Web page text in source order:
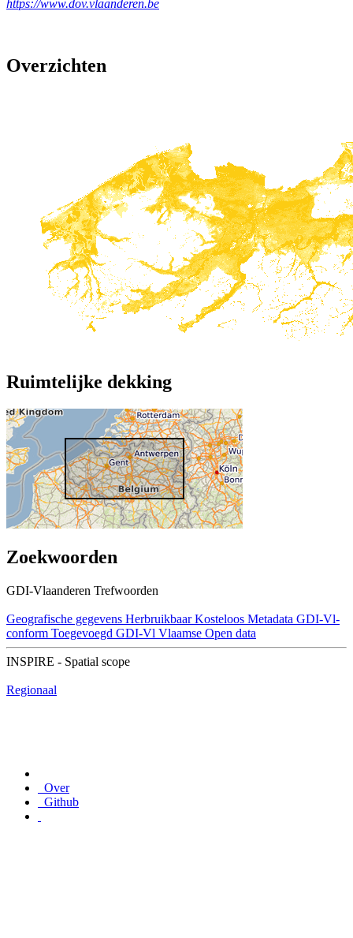
https://www.dov.vlaanderen.be
Overzichten
Ruimtelijke dekking
Zoekwoorden
GDI-Vlaanderen Trefwoorden
Geografische gegevens Herbruikbaar Kosteloos Metadata GDI-Vl-
conform Toegevoegd GDI-Vl Vlaamse Open data
INSPIRE - Spatial scope
Regionaal
Over
Github